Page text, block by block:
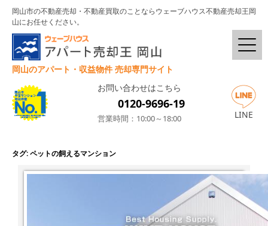
岡山市の不動産売却・不動産買取のことならウェーブハウス不動産売却王岡
山にお任せください。
岡山のアパート・収益物件 売却専門サイト
お問い合わせはこちら
0120-9696-19
営業時間：10:00～18:00 LINE
タグ:ペットの飼えるマンション